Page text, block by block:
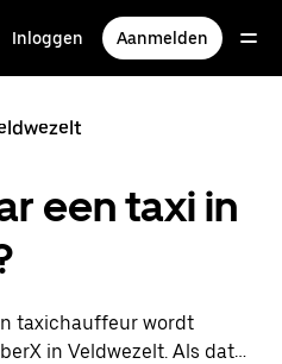
Inloggen Aanmelden
een taxi in
taxichauffeur wordt
in Veldwezelt. Als dat